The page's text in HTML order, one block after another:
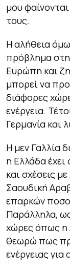
μου
τους.
Η αλήθεια
πρόβλημα
Ευρώπη και
μπορεί να
διάφορες
ενέργεια.
Γερμανία και
Η μεν Γαλλία
η Ελλάδα έχει
και σχέσεις
Σαουδική
επαρκών
Παράλληλα,
χώρες όπως η
θεωρώ πως
ενέργειας